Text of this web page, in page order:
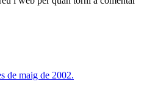
de maig de 2002.